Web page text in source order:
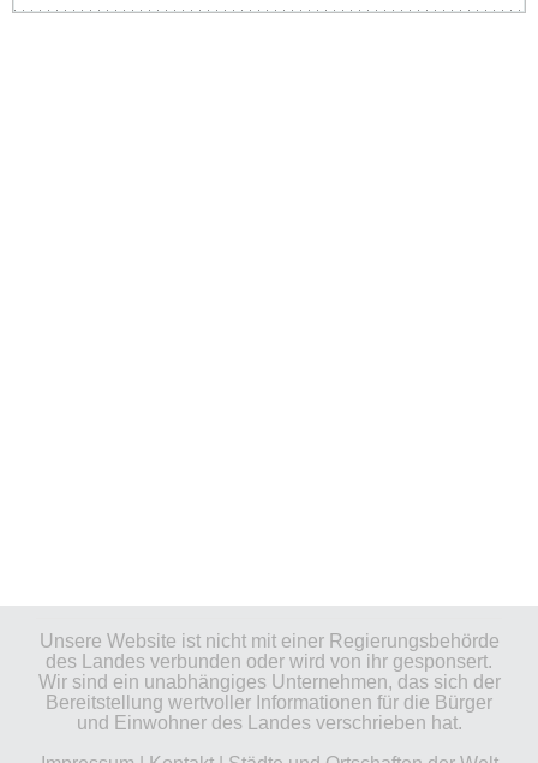
Unsere Website ist nicht mit einer Regierungsbehörde
des Landes verbunden oder wird von ihr gesponsert.
Wir sind ein unabhängiges Unternehmen, das sich der
Bereitstellung wertvoller Informationen für die Bürger
und Einwohner des Landes verschrieben hat.